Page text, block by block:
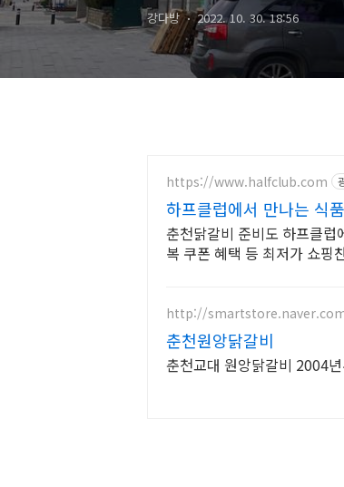
강다방 2022. 10. 30. 18:56
https://www.halfclub.com
하프클럽에서 만나는 식
춘천닭갈비 준비도 하프클
복 쿠폰 혜택 등 최저가 쇼핑
http://
춘천원앙닭갈비
춘천교대 원앙닭갈비 2004